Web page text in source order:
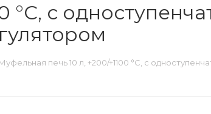
°C, с
печь 10 л, +200/+1100 °C, с